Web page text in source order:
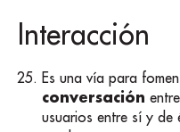
Interacción
Es una vía para
conversación
usuarios entre sí y de